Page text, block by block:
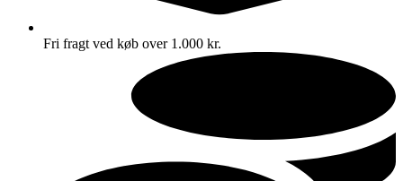
Fri fragt ved køb over 1.000 kr.